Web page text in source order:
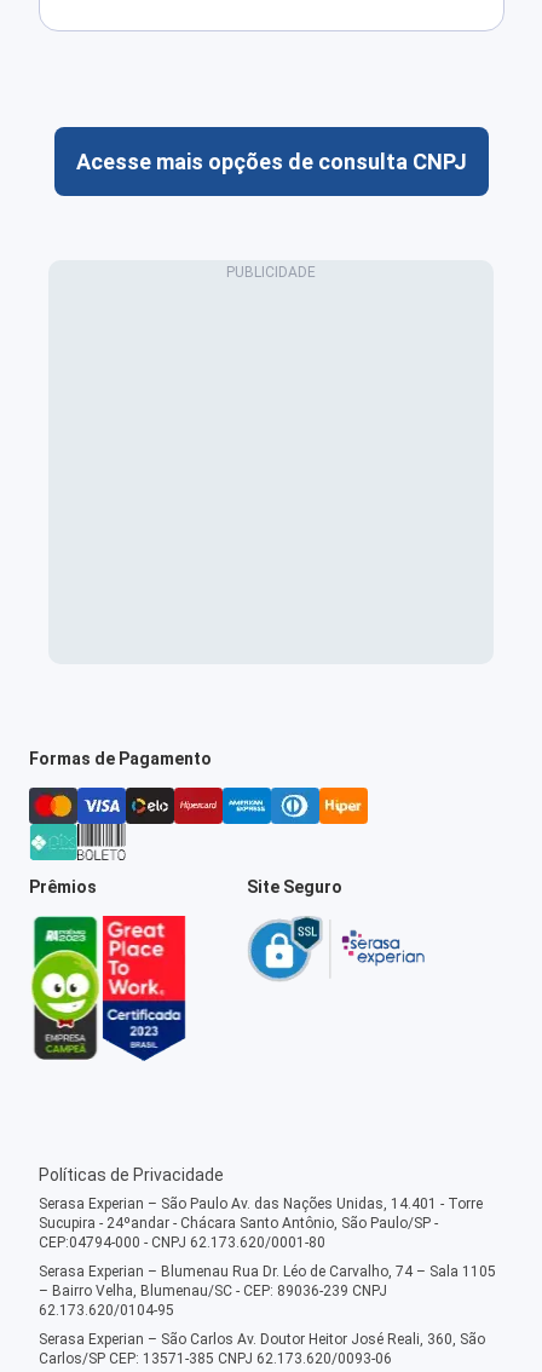
Acesse mais opções de consulta CNPJ
Formas de Pagamento
Prêmios Site Seguro
Políticas de Privacidade
Serasa Experian – São Paulo Av. das Nações Unidas, 14.401 - Torre
Sucupira - 24ºandar - Chácara Santo Antônio, São Paulo/SP -
CEP:04794-000 - CNPJ 62.173.620/0001-80
Serasa Experian – Blumenau Rua Dr. Léo de Carvalho, 74 – Sala 1105
– Bairro Velha, Blumenau/SC - CEP: 89036-239 CNPJ
62.173.620/0104-95
Serasa Experian – São Carlos Av. Doutor Heitor José Reali, 360, São
Carlos/SP CEP: 13571-385 CNPJ 62.173.620/0093-06